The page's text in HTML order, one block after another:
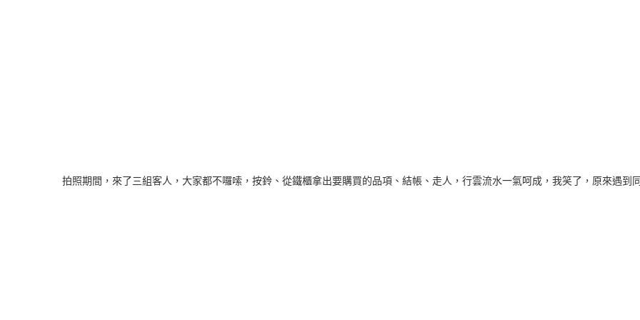
拍照期間，來了三組客人，大家都不囉嗦，按鈴、從鐵櫃拿出要購買的品項、結帳、走人，行雲流水一氣呵成，我笑了，原來遇到